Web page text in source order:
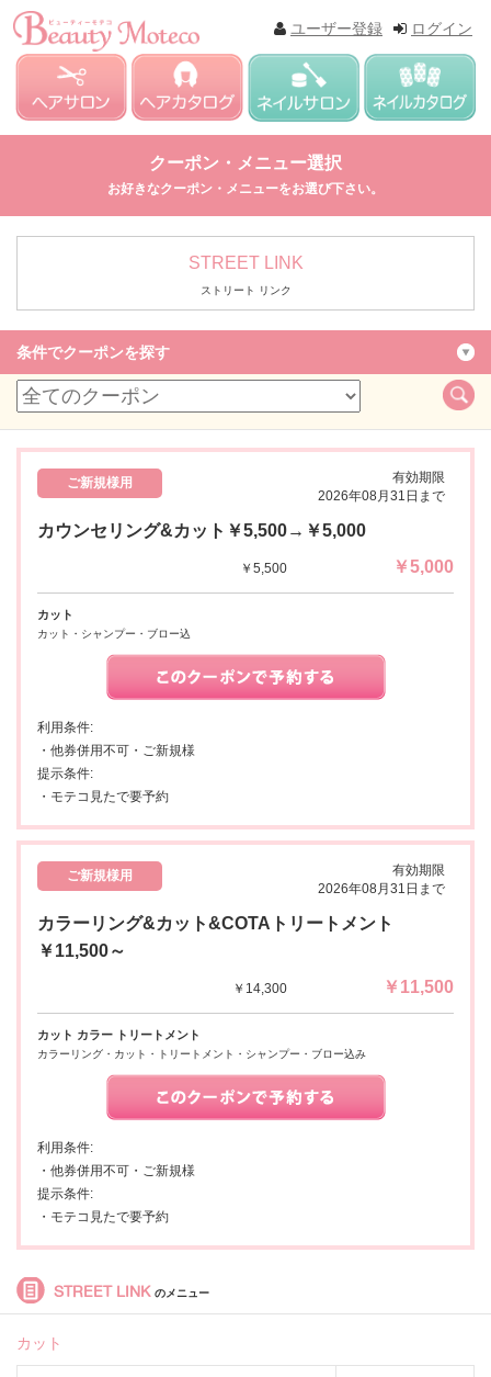
ログイン
ユーザー登録
クーポン・メニュー選択
お好きなクーポン・メニューをお選び下さい。
STREET LINK
ストリート リンク
条件でクーポンを探す
ご新規様用
有効期限
2026年08月31日まで
カウンセリング&カット￥5,500→￥5,000
￥5,500 ￥5,000
カット
カット・シャンプー・ブロー込
利用条件:
・他券併用不可・ご新規様
提示条件:
・モテコ見たで要予約
ご新規様用
有効期限
2026年08月31日まで
カラーリング&カット&COTAトリートメント
￥11,500～
￥14,300 ￥11,500
カット カラー トリートメント
カラーリング・カット・トリートメント・シャンプー・ブロー込み
利用条件:
・他券併用不可・ご新規様
提示条件:
・モテコ見たで要予約
STREET LINK のメニュー
カット